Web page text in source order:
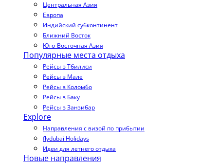
Центральная Азия
Европа
Индийский субконтинент
Ближний Восток
Юго-Восточная Азия
Популярные места отдыха
Рейсы в Тбилиси
Рейсы в Мале
Рейсы в Коломбо
Рейсы в Баку
Рейсы в Занзибар
Explore
Направления с визой по прибытии
flydubai Holidays
Идеи для летнего отдыха
Новые направления